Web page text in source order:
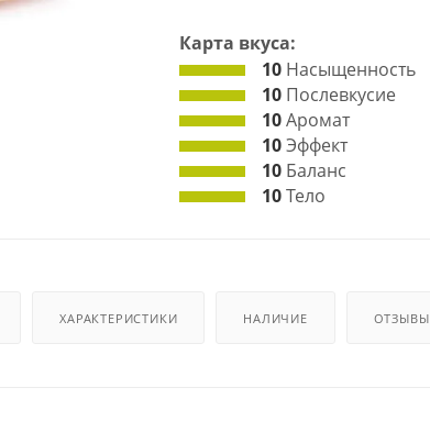
Карта вкуса:
10Насыщенность
10Послевкусие
10Аромат
10Эффект
10Баланс
10Тело
ХАРАКТЕРИСТИКИ НАЛИЧИЕ ОТЗЫВЫ